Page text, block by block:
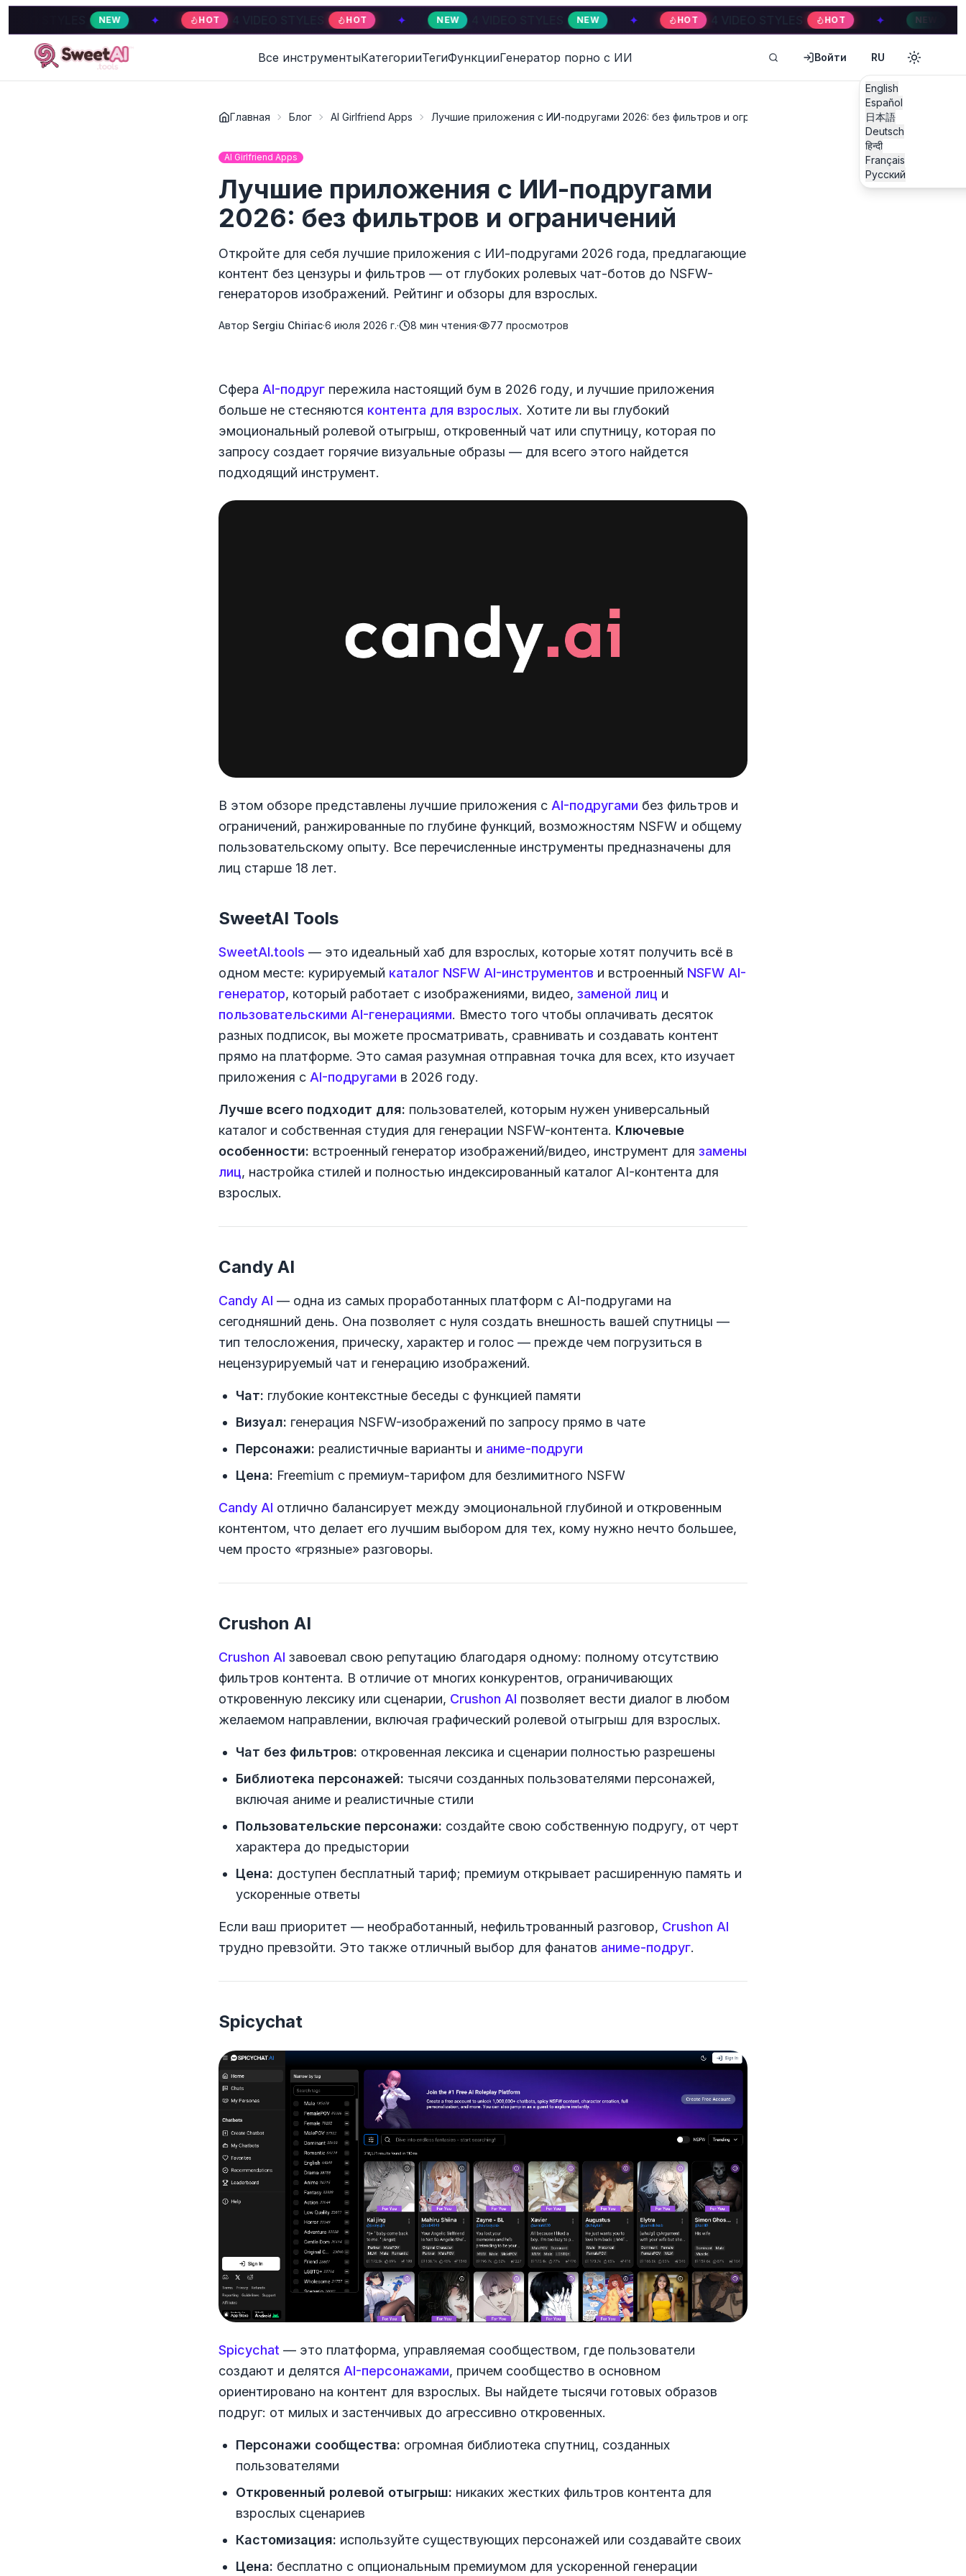
HOT 4 VIDEO STYLES ✦ NEW 4 VIDEO STYLES HOT 4 VIDEO STYLES ✦ NEW 4 VIDEO
Все инструментыКатегорииТегиФункцииГенератор порно с ИИ Войти RU
English
Español
日本語
Deutsch
हिन्दी
Français
Русский
Главная Блог AI Girlfriend Apps Лучшие приложения с ИИ-подругами 2026: без фильтров и ограничений
AI Girlfriend Apps
Лучшие приложения с ИИ-подругами
2026: без фильтров и ограничений
Откройте для себя лучшие приложения с ИИ-подругами 2026 года, предлагающие
контент без цензуры и фильтров — от глубоких ролевых чат-ботов до NSFW-
генераторов изображений. Рейтинг и обзоры для взрослых.
Автор Sergiu Chiriac·6 июля 2026 г.· 8 мин чтения· 77 просмотров
Сфера AI-подруг пережила настоящий бум в 2026 году, и лучшие приложения
больше не стесняются контента для взрослых. Хотите ли вы глубокий
эмоциональный ролевой отыгрыш, откровенный чат или спутницу, которая по
запросу создает горячие визуальные образы — для всего этого найдется
подходящий инструмент.
В этом обзоре представлены лучшие приложения с AI-подругами без фильтров и
ограничений, ранжированные по глубине функций, возможностям NSFW и общему
пользовательскому опыту. Все перечисленные инструменты предназначены для
лиц старше 18 лет.
SweetAI Tools
SweetAI.tools — это идеальный хаб для взрослых, которые хотят получить всё в
одном месте: курируемый каталог NSFW AI-инструментов и встроенный NSFW AI-
генератор, который работает с изображениями, видео, заменой лиц и
пользовательскими AI-генерациями. Вместо того чтобы оплачивать десяток
разных подписок, вы можете просматривать, сравнивать и создавать контент
прямо на платформе. Это самая разумная отправная точка для всех, кто изучает
приложения с AI-подругами в 2026 году.
Лучше всего подходит для: пользователей, которым нужен универсальный
каталог и собственная студия для генерации NSFW-контента. Ключевые
особенности: встроенный генератор изображений/видео, инструмент для замены
лиц, настройка стилей и полностью индексированный каталог AI-контента для
взрослых.
Candy AI
Candy AI — одна из самых проработанных платформ с AI-подругами на
сегодняшний день. Она позволяет с нуля создать внешность вашей спутницы —
тип телосложения, прическу, характер и голос — прежде чем погрузиться в
нецензурируемый чат и генерацию изображений.
Чат: глубокие контекстные беседы с функцией памяти
Визуал: генерация NSFW-изображений по запросу прямо в чате
Персонажи: реалистичные варианты и аниме-подруги
Цена: Freemium с премиум-тарифом для безлимитного NSFW
Candy AI отлично балансирует между эмоциональной глубиной и откровенным
контентом, что делает его лучшим выбором для тех, кому нужно нечто большее,
чем просто «грязные» разговоры.
Crushon AI
Crushon AI завоевал свою репутацию благодаря одному: полному отсутствию
фильтров контента. В отличие от многих конкурентов, ограничивающих
откровенную лексику или сценарии, Crushon AI позволяет вести диалог в любом
желаемом направлении, включая графический ролевой отыгрыш для взрослых.
Чат без фильтров: откровенная лексика и сценарии полностью разрешены
Библиотека персонажей: тысячи созданных пользователями персонажей,
включая аниме и реалистичные стили
Пользовательские персонажи: создайте свою собственную подругу, от черт
характера до предыстории
Цена: доступен бесплатный тариф; премиум открывает расширенную память и
ускоренные ответы
Если ваш приоритет — необработанный, нефильтрованный разговор, Crushon AI
трудно превзойти. Это также отличный выбор для фанатов аниме-подруг.
Spicychat
Spicychat — это платформа, управляемая сообществом, где пользователи
создают и делятся AI-персонажами, причем сообщество в основном
ориентировано на контент для взрослых. Вы найдете тысячи готовых образов
подруг: от милых и застенчивых до агрессивно откровенных.
Персонажи сообщества: огромная библиотека спутниц, созданных
пользователями
Откровенный ролевой отыгрыш: никаких жестких фильтров контента для
взрослых сценариев
Кастомизация: используйте существующих персонажей или создавайте своих
Цена: бесплатно с опциональным премиумом для ускоренной генерации